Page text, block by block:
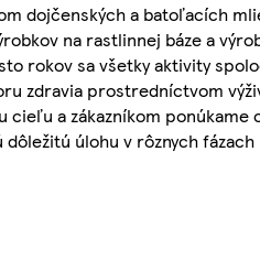
dojčenských a batoľacích
na rastlinnej báze a
rokov sa všetky aktivity
zdravia prostredníctvom
cieľu a zákazníkom ponúkame
úlohu v rôznych